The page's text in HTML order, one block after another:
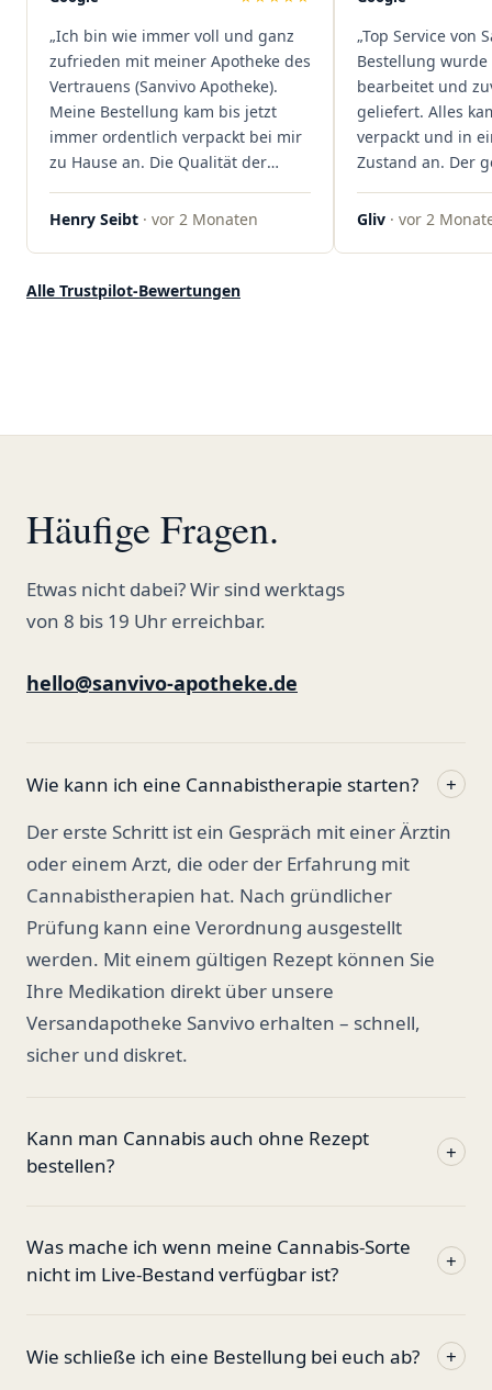
Kundenzufriedenheit an erster
Stelle stehen. Vielen Dank an das
Team von Sanvivo – ich bin
rundum begeistert!"
„Ich bin wie immer voll und ganz
zufrieden mit meiner Apotheke des
Vertrauens (Sanvivo Apotheke).
Meine Bestellung kam bis jetzt
immer ordentlich verpackt bei mir
zu Hause an. Die Qualität der
Blüten ist auch immer auf einem
hohen Niveau, die Auswahl ist
ordentlich gelagert, ich hatte nur
Henry Seibt · vor 2 Monaten
„Top Service von
Bestellung wurde
bearbeitet und
geliefert. Alles
verpackt und in
Zustand an. Der
war
professionell.
Gliv · vor 2
Alle Trustpilot-Bewertungen
Häufige Fragen.
Etwas nicht dabei? Wir sind werktags
von 8 bis 19 Uhr erreichbar.
hello@sanvivo-apotheke.de
Wie kann ich eine Cannabistherapie starten?
+
Der erste Schritt ist ein Gespräch mit einer Ärztin
oder einem Arzt, die oder der Erfahrung mit
Cannabistherapien hat. Nach gründlicher
Prüfung kann eine Verordnung ausgestellt
werden. Mit einem gültigen Rezept können Sie
Ihre Medikation direkt über unsere
Versandapotheke Sanvivo erhalten – schnell,
sicher und diskret.
Kann man Cannabis auch ohne Rezept
bestellen?
+
Was mache ich wenn meine Cannabis-Sorte
nicht im Live-Bestand verfügbar ist?
+
Wie schließe ich eine Bestellung bei euch ab? +